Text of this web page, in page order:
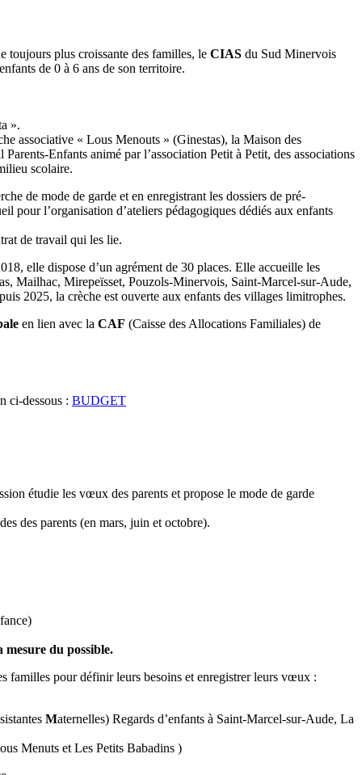
toujours plus croissante des familles, le CIAS du Sud Minervois
de 0 à 6 ans de son territoire.
».
associative « Lous Menouts » (Ginestas), la Maison des
Enfants animé par l’association Petit à Petit, des associations
scolaire.
de mode de garde et en enregistrant les dossiers de pré-
pour l’organisation d’ateliers pédagogiques dédiés aux enfants
de travail qui les lie.
elle dispose d’un agrément de 30 places. Elle accueille les
Mailhac, Mirepeïsset, Pouzols-Minervois, Saint-Marcel-sur-Aude,
2025, la crèche est ouverte aux enfants des villages limitrophes.
en lien avec la CAF (Caisse des Allocations Familiales) de
ci-dessous : BUDGET
étudie les vœux des parents et propose le mode de garde
des parents (en mars, juin et octobre).
du possible.
familles pour définir leurs besoins et enregistrer leurs vœux :
Maternelles) Regards d’enfants à Saint-Marcel-sur-Aude, La
Menuts et Les Petits Babadins )